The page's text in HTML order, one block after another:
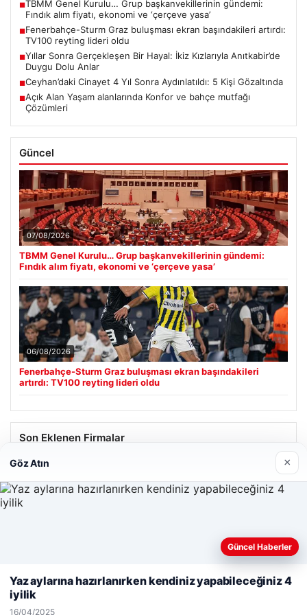
■TBMM Genel Kurulu… Grup başkanvekillerinin gündemi:
Fındık alım fiyatı, ekonomi ve ‘çerçeve yasa’
■Fenerbahçe-Sturm Graz buluşması ekran başındakileri artırdı:
TV100 reyting lideri oldu
■Yıllar Sonra Gerçekleşen Bir Hayal: İkiz Kızlarıyla Anıtkabir’de
Duygu Dolu Anlar
■Ceyhan’daki Cinayet 4 Yıl Sonra Aydınlatıldı: 5 Kişi Gözaltında
■Açık Alan Yaşam alanlarında Konfor ve bahçe mutfağı
Çözümleri
Güncel
07/08/2026
TBMM Genel Kurulu… Grup başkanvekillerinin gündemi:
Fındık alım fiyatı, ekonomi ve ‘çerçeve yasa’
06/08/2026
Fenerbahçe-Sturm Graz buluşması ekran başındakileri
artırdı: TV100 reyting lideri oldu
Son Eklenen Firmalar
Web sitemizi nasıl kullandığınızı daha iyi anlayabilmek,
kullanıyoruz.Çerez Politikamız
Göz Atın ×
Güncel Haberler
Yaz aylarına hazırlanırken kendiniz yapabileceğiniz 4
iyilik
16/04/2025